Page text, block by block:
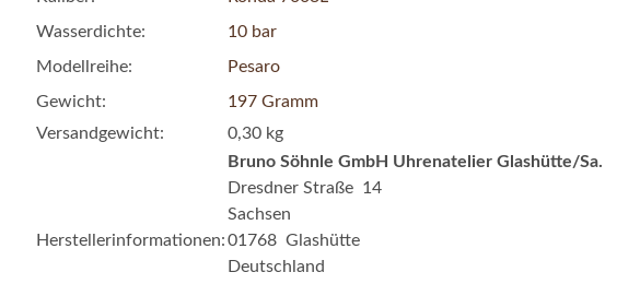
Wasserdichte:
10 bar
Modellreihe:
Pesaro
Gewicht:
197 Gramm
Versandgewicht:
0,30 kg
Herstellerinformationen:
Bruno Söhnle GmbH Uhrenatelier Glashütte/Sa.
Dresdner Straße 14
Sachsen
01768 Glashütte
Deutschland